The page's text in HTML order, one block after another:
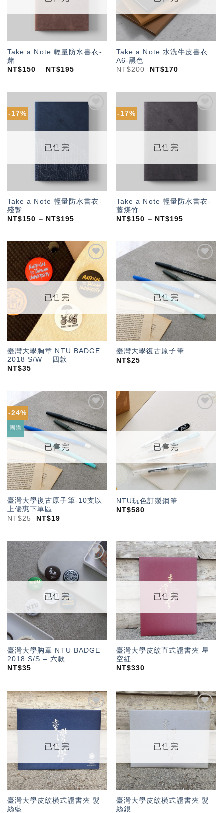
Take a Note 輕量防水書衣-
赭
NT$150 – NT$195
Take a Note 水洗牛皮書衣
A6-黑色
NT$200 NT$170
-17%
望輕
已售完
Take a Note 輕量防水書衣-
殘響
NT$150 – NT$195
-17%
望輕
已售完
Take a Note 輕量防水書衣-
藤煤竹
NT$150 – NT$195
加入
「願
望輕
單」
已售完
臺灣大學胸章 NTU BADGE
2018 S/W – 四款
NT$35
加入
「願
望輕
已售完
臺灣大學復古原子筆
NT$25
-24%
團購
加入
「願
望輕
已售完
臺灣大學復古原子筆-10支以
上優惠下單區
NT$25 NT$19
望輕
單」
已售完
NTU玩色訂製鋼筆
NT$580
加入
「願
望輕
已售完
臺灣大學胸章 NTU BADGE
2018 S/S – 六款
NT$35
加入
「願
望輕
已售完
臺灣大學皮紋直式證書夾 星
空紅
NT$330
加入
「願
望輕
已售完
臺灣大學皮紋橫式證書夾 髮
絲藍
加入
「願
望輕
已售完
臺灣大學皮紋橫式證書夾 髮
絲銀